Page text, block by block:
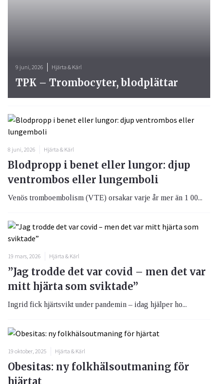
9 juni, 2026 Hjärta & Kärl
TPK – Trombocyter, blodplättar
8 juni, 2026 Hjärta & Kärl
Blodpropp i benet eller lungor: djup
ventrombos eller lungemboli
Venös tromboembolism (VTE) orsakar varje år mer än 1 00...
19 mars, 2026 Hjärta & Kärl
”Jag trodde det var covid – men det var
mitt hjärta som sviktade”
Ingrid fick hjärtsvikt under pandemin – idag hjälper ho...
19 oktober, 2025 Hjärta & Kärl
Obesitas: ny folkhälsoutmaning för
hjärtat